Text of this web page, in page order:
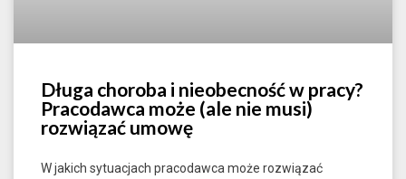
Długa choroba i nieobecność w pracy?
Pracodawca może (ale nie musi)
rozwiązać umowę
W jakich sytuacjach pracodawca może rozwiązać